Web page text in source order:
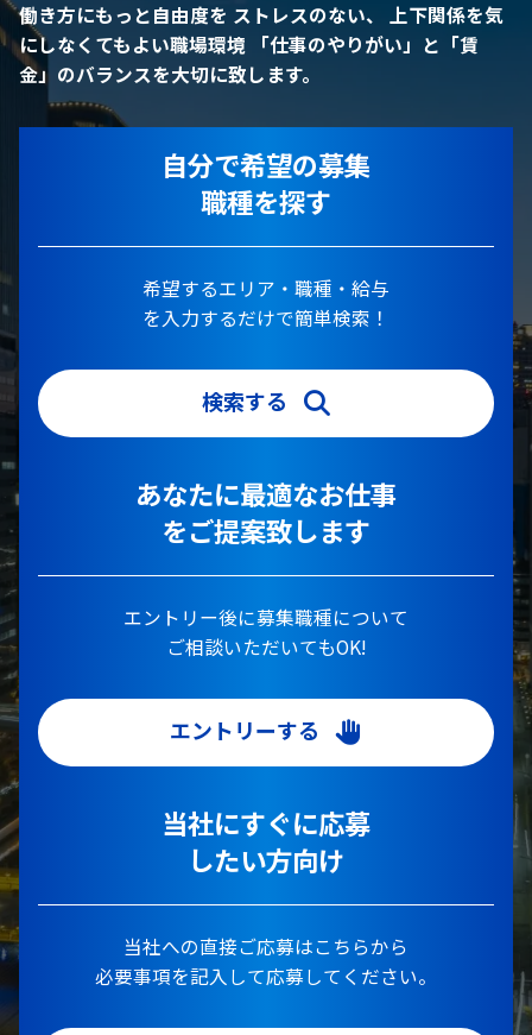
働き方にもっと自由度を ストレスのない、 上下関係を気
にしなくてもよい職場環境 「仕事のやりがい」と「賃
金」のバランスを大切に致します。
自分で希望の募集
職種を探す
希望するエリア・職種・給与
を入力するだけで簡単検索！
検索する
あなたに最適なお仕事
をご提案致します
エントリー後に募集職種について
ご相談いただいてもOK!
エントリーする
当社にすぐに応募
したい方向け
当社への直接ご応募はこちらから
必要事項を記入して応募してください。